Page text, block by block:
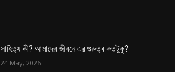
সাহিত্য কী? আমাদের জীবনে এর গুরুত্ব কতটুকু?
24 May, 2026